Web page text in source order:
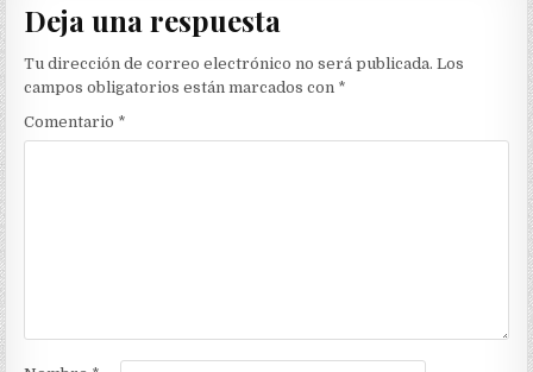
Deja una respuesta
Tu dirección de correo electrónico no será publicada. Los
campos obligatorios están marcados con *
Comentario *